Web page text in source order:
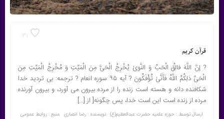
31
قرآن کریم
? إنَّ اللَّهَ فالِقُ الْحَبِّ وَ النَّویٰ‏ یُخْرِجُ الْحَیَّ مِنَ الْمَیِّتِ وَ مُخْرِجُ الْمَیِّتِ مِنَ
الْحَیِّ ذلِکُمُ اللَّهُ فَأَنَّیٰ تُؤْفَکُونَ ? آیه ۹۵ سوره انعام ? ترجمه: بی تردید خدا
شکافنده دانه و هسته است زنده را از مرده بیرون می آورد، و بیرون آورنده
مرده از زنده است این است خدا، پس چگونه[ از […]
ارسال توسط : حوزه علمیه حضرت عبدالعظیم(ع) نویسنده : رضا انصاری منبع : روابط عمومی